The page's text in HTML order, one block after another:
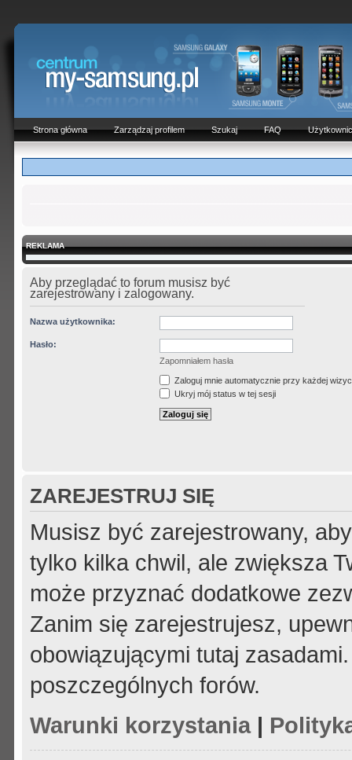
Strona główna Zarządzaj profilem Szukaj FAQ
REKLAMA
Aby przeglądać to forum musisz być
zarejestrowany i zalogowany.
Nazwa użytkownika:
Hasło:
Zapomniałem hasła
Zaloguj mnie automatycznie przy każdej
Ukryj mój status w tej sesji
ZAREJESTRUJ SIĘ
Musisz być zarejestrowany,
tylko kilka chwil, ale zwiększa
może przyznać dodatkowe
Zanim się zarejestrujesz,
obowiązującymi tutaj
poszczególnych forów.
Warunki korzystania|